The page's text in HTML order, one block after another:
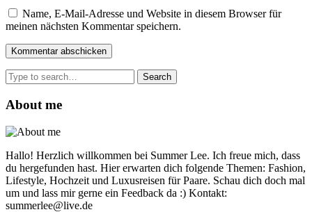
Name, E-Mail-Adresse und Website in diesem Browser für
meinen nächsten Kommentar speichern.
Search
for:
About me
Hallo! Herzlich willkommen bei Summer Lee. Ich freue mich, dass
du hergefunden hast. Hier erwarten dich folgende Themen: Fashion,
Lifestyle, Hochzeit und Luxusreisen für Paare. Schau dich doch mal
um und lass mir gerne ein Feedback da :) Kontakt:
summerlee@live.de